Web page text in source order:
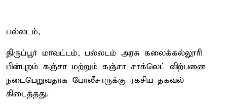
பல்லடம்,
திருப்பூர் மாவட்டம், பல்லடம் அரசு கலைக்கல்லூரி
பின்புறம் கஞ்சா மற்றும் கஞ்சா சாக்லெட் விற்பனை
நடைபெறுவதாக போலீசாருக்கு ரகசிய தகவல்
கிடைத்தது.